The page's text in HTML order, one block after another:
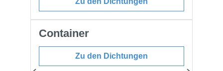
Container
Zu den Dichtungen